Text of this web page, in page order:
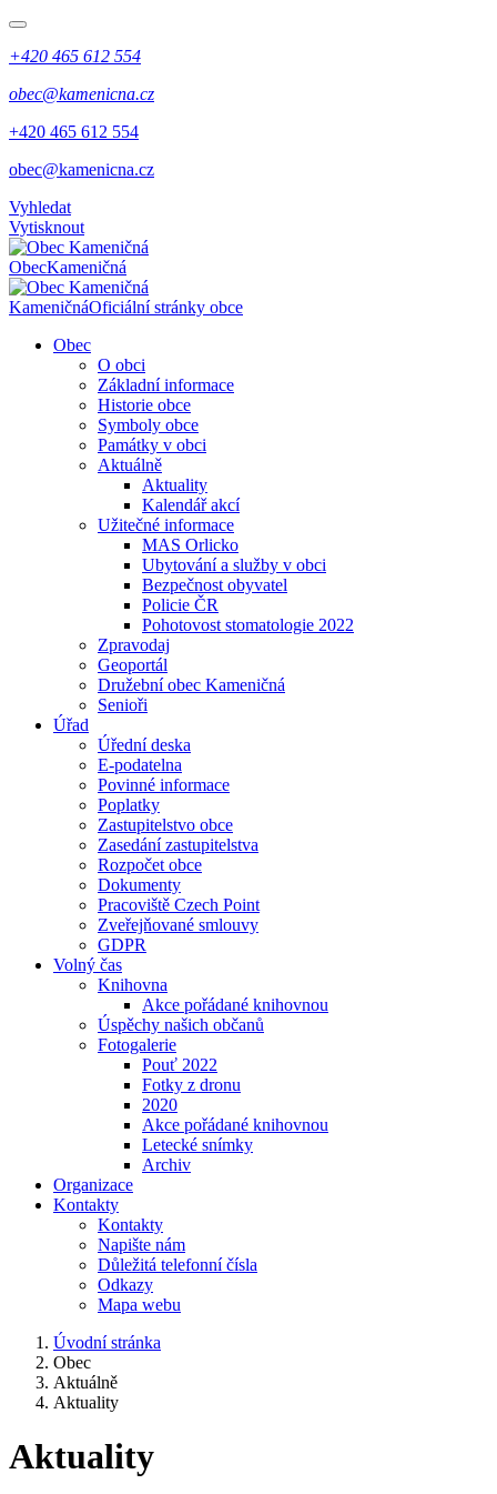
+420 465 612 554
obec@kamenicna.cz
​​+420 465 612 554
​​obec@kamenicna.cz
Vyhledat
Vytisknout
ObecKameničná
KameničnáOficiální stránky obce
Obec
O obci
Základní informace
Historie obce
Symboly obce
Památky v obci
Aktuálně
Aktuality
Kalendář akcí
Užitečné informace
MAS Orlicko
Ubytování a služby v obci
Bezpečnost obyvatel
Policie ČR
Pohotovost stomatologie 2022
Zpravodaj
Geoportál
Družební obec Kameničná
Senioři
Úřad
Úřední deska
E-podatelna
Povinné informace
Poplatky
Zastupitelstvo obce
Zasedání zastupitelstva
Rozpočet obce
Dokumenty
Pracoviště Czech Point
Zveřejňované smlouvy
GDPR
Volný čas
Knihovna
Akce pořádané knihovnou
Úspěchy našich občanů
Fotogalerie
Pouť 2022
Fotky z dronu
2020
Akce pořádané knihovnou
Letecké snímky
Archiv
Organizace
Kontakty
Kontakty
Napište nám
Důležitá telefonní čísla
Odkazy
Mapa webu
Úvodní stránka
Obec
Aktuálně
Aktuality
Aktuality